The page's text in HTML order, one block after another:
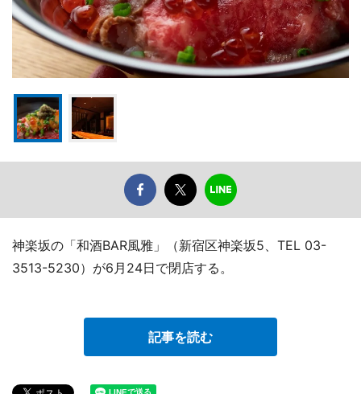
神楽坂の「和酒BAR風雅」（新宿区神楽坂5、TEL 03-
3513-5230）が6月24日で閉店する。
記事を読む